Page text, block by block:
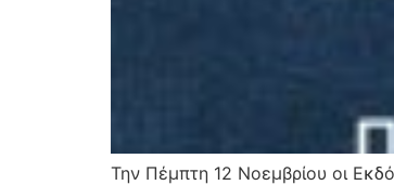
Την Πέμπτη 12 Νοεμβρίου οι